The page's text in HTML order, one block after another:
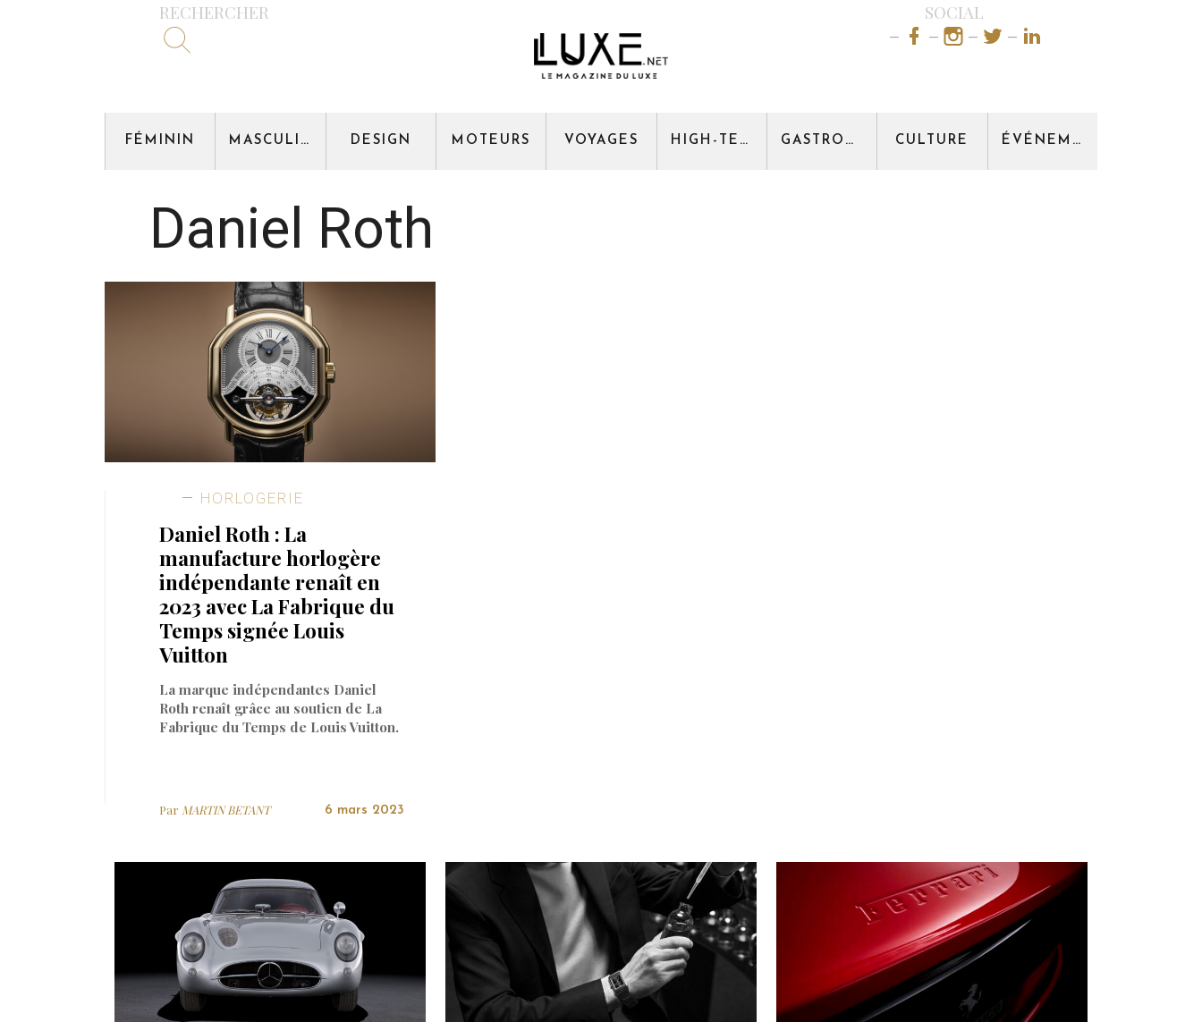
RECHERCHER SOCIAL
FÉMININ MASCULIN DESIGN MOTEURS VOYAGES HIGH-TECH GASTRONOMIE CULTURE ÉVÉNEMENT
Daniel Roth
HORLOGERIE
Daniel Roth : La
manufacture horlogère
indépendante renaît en
2023 avec La Fabrique du
Temps signée Louis
Vuitton
La marque indépendantes Daniel
Roth renaît grâce au soutien de La
Fabrique du Temps de Louis Vuitton.
Par MARTIN BETANT 6 mars 2023